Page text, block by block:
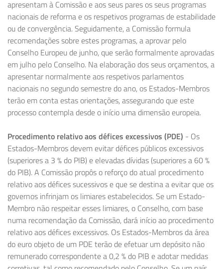
apresentam à Comissão e aos seus pares os seus programas
nacionais de reforma e os respetivos programas de estabilidade
ou de convergência. Seguidamente, a Comissão formula
recomendações sobre estes programas, a aprovar pelo
Conselho Europeu de junho, que serão formalmente aprovadas
em julho pelo Conselho. Na elaboração dos seus orçamentos, a
apresentar normalmente aos respetivos parlamentos
nacionais no segundo semestre do ano, os Estados-Membros
terão em conta estas orientações, assegurando que este
processo contempla desde o início uma dimensão europeia.
Procedimento relativo aos défices excessivos (PDE) - Os
Estados-Membros devem evitar défices públicos excessivos
(superiores a 3 % do PIB) e elevadas dívidas (superiores a 60 %
do PIB). A Comissão propôs o reforço do atual procedimento
relativo aos défices sucessivos e que se destina a evitar que os
governos infrinjam os limiares estabelecidos. Se um Estado-
Membro não respeitar esses limiares, o Conselho, com base
numa recomendação da Comissão, dará início ao procedimento
relativo aos défices excessivos. Os Estados-Membros da área
do euro objeto de um PDE terão de efetuar um depósito não
remunerado correspondente a 0,2 % do PIB e adotar medidas